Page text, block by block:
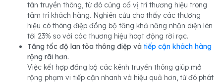
tán truyền thông, từ đó củng cố vị trí thương hiệu trong
tâm trí khách hàng. Nghiên cứu cho thấy các thương
hiệu có thông điệp đồng bộ tăng khả năng nhận diện lên
tới 23% so với các thương hiệu hoạt động rời rạc.
Tăng tốc độ lan tỏa thông điệp và tiếp cận khách hàng
rộng rãi hơn.
Việc kết hợp đồng bộ các kênh truyền thông giúp mở
rộng phạm vi tiếp cận nhanh và hiệu quả hơn, từ đó phát